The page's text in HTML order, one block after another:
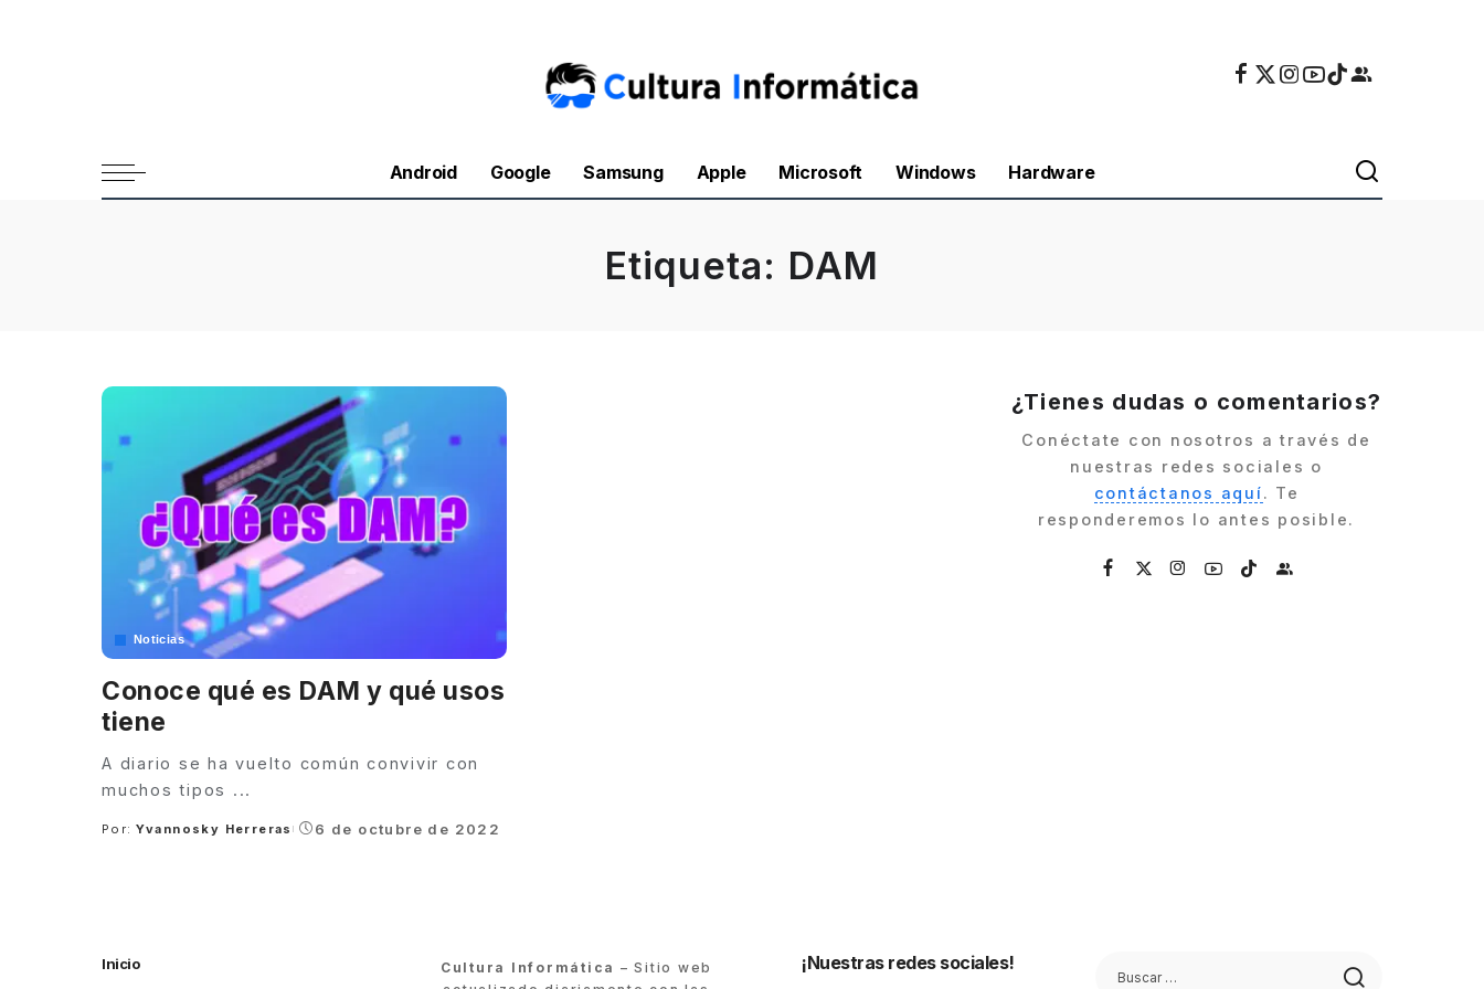
Android Google Samsung Apple Microsoft Windows Hardware
Etiqueta: DAM
Noticias
Conoce qué es DAM y qué usos
tiene
A diario se ha vuelto común convivir con
muchos tipos ...
Posted
Por: Yvannosky Herreras 6 de octubre de 2022
¿Tienes dudas o comentarios?
Conéctate con nosotros a través de
nuestras redes sociales o
contáctanos aquí. Te
responderemos lo antes posible.
Inicio Cultura Informática – Sitio web
¡Nuestras redes sociales!